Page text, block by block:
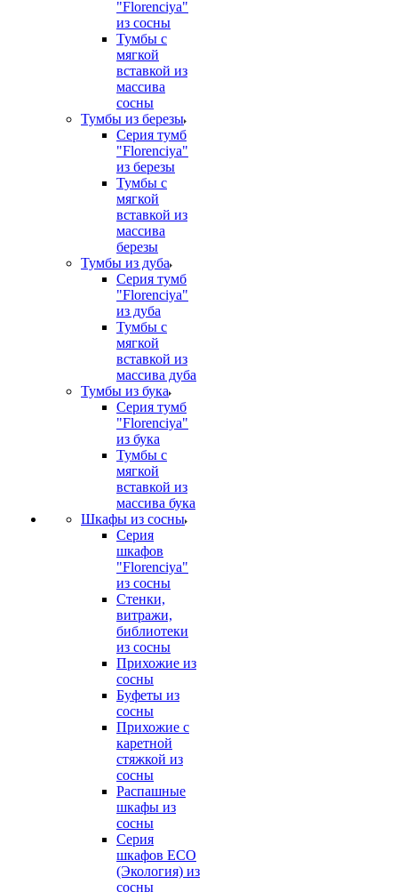
"Florenciya"
из сосны
Тумбы с
мягкой
вставкой из
массива
сосны
Тумбы из березы
Серия тумб
"Florenciya"
из березы
Тумбы с
мягкой
вставкой из
массива
березы
Тумбы из дуба
Серия тумб
"Florenciya"
из дуба
Тумбы с
мягкой
вставкой из
массива дуба
Тумбы из бука
Серия тумб
"Florenciya"
из бука
Тумбы с
мягкой
вставкой из
массива бука
Шкафы из сосны
Серия
шкафов
"Florenciya"
из сосны
Стенки,
витражи,
библиотеки
из сосны
Прихожие из
сосны
Буфеты из
сосны
Прихожие с
каретной
стяжкой из
сосны
Распашные
шкафы из
сосны
Серия
шкафов ECO
(Экология) из
сосны